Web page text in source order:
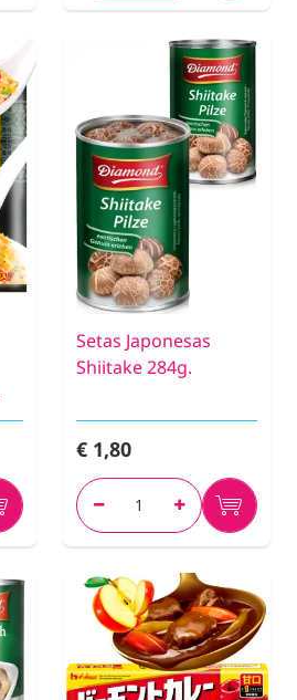
Setas Japonesas
Shiitake 284g.
€ 1,80